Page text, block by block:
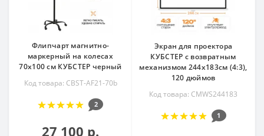
Флипчарт магнитно-
маркерный на колесах
70х100 см КУБСТЕР черный
Код товара: CBST-AF21-70b
2
27 100 р.
Экран для проектора
КУБСТЕР с возвратным
механизмом 244х183см (4:3),
120 дюймов
Код товара: CMWS244183
1